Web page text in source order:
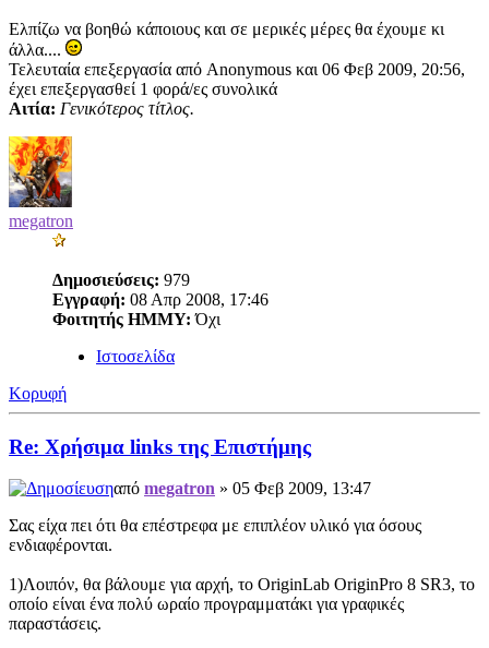
Ελπίζω να βοηθώ κάποιους και σε μερικές μέρες θα έχουμε κι
άλλα....
Τελευταία επεξεργασία από Anonymous και 06 Φεβ 2009, 20:56,
έχει επεξεργασθεί 1 φορά/ες συνολικά
Αιτία: Γενικότερος τίτλος.
megatron
Δημοσιεύσεις: 979
Εγγραφή: 08 Απρ 2008, 17:46
Φοιτητής ΗΜΜΥ: Όχι
Ιστοσελίδα
Κορυφή
Re: Χρήσιμα links της Επιστήμης
από megatron » 05 Φεβ 2009, 13:47
Σας είχα πει ότι θα επέστρεφα με επιπλέον υλικό για όσους
ενδιαφέρονται.
1)Λοιπόν, θα βάλουμε για αρχή, το OriginLab OriginPro 8 SR3, το
οποίο είναι ένα πολύ ωραίο προγραμματάκι για γραφικές
παραστάσεις.